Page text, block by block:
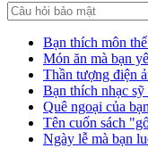
Bạn thích môn
Món ăn mà bạn
Thần tượng điện
Bạn thích nhạc sỹ
Quê ngoại của
Tên cuốn sách
Ngày lễ mà bạn